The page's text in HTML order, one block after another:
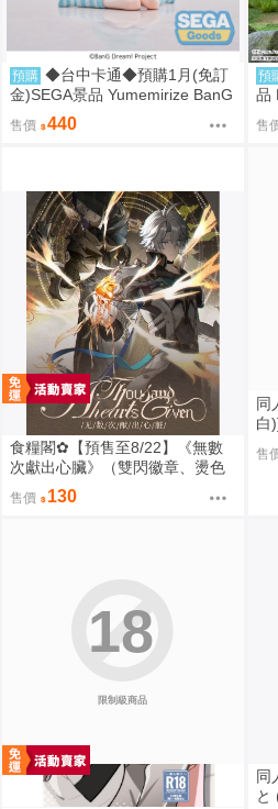
預購 ◆台中卡通◆預購1月(免訂
金)SEGA景品 Yumemirize BanG
Dream Ave Mujica 若葉睦
售價 440
預
品
人
售
食糧閣✿【預售至8/22】《無數
次獻出心臟》（雙閃徽章、燙色
大拍立得&逆向對裱塔羅牌、壓克
力雙閃色紙、彩窗普麻、彩窗立
售價 130
同
白
售
限制級商品
18
同
と